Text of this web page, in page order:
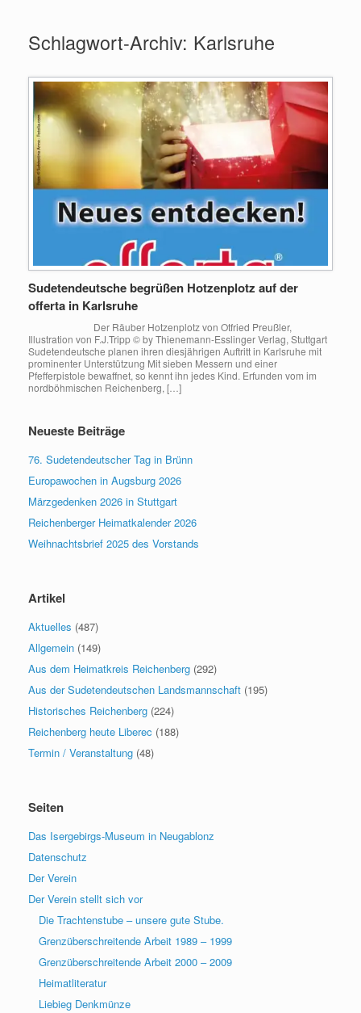
springenSchlagwort-Archiv: Karlsruhe
Sudetendeutsche begrüßen Hotzenplotz auf der
offerta in Karlsruhe
Der Räuber Hotzenplotz von Otfried Preußler,
Illustration von F.J.Tripp © by Thienemann-Esslinger Verlag, Stuttgart
Sudetendeutsche planen ihren diesjährigen Auftritt in Karlsruhe mit
prominenter Unterstützung Mit sieben Messern und einer
Pfefferpistole bewaffnet, so kennt ihn jedes Kind. Erfunden vom im
nordböhmischen Reichenberg, […]
Neueste Beiträge
76. Sudetendeutscher Tag in Brünn
Europawochen in Augsburg 2026
Märzgedenken 2026 in Stuttgart
Reichenberger Heimatkalender 2026
Weihnachtsbrief 2025 des Vorstands
Artikel
Aktuelles (487)
Allgemein (149)
Aus dem Heimatkreis Reichenberg (292)
Aus der Sudetendeutschen Landsmannschaft (195)
Historisches Reichenberg (224)
Reichenberg heute Liberec (188)
Termin / Veranstaltung (48)
Seiten
Das Isergebirgs-Museum in Neugablonz
Datenschutz
Der Verein
Der Verein stellt sich vor
Die Trachtenstube – unsere gute Stube.
Grenzüberschreitende Arbeit 1989 – 1999
Grenzüberschreitende Arbeit 2000 – 2009
Heimatliteratur
Liebieg Denkmünze